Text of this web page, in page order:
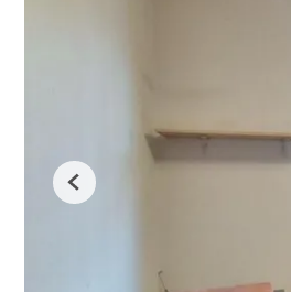
Previous